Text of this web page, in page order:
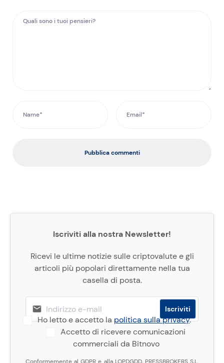
Pubblica commenti
Iscriviti alla nostra Newsletter!
Ricevi le ultime notizie sulle criptovalute e gli
articoli più popolari direttamente nella tua
casella di posta.
Ho letto e accetto lapolitica sulla privacy.
Accetto di ricevere comunicazioni
commerciali da Bitnovo